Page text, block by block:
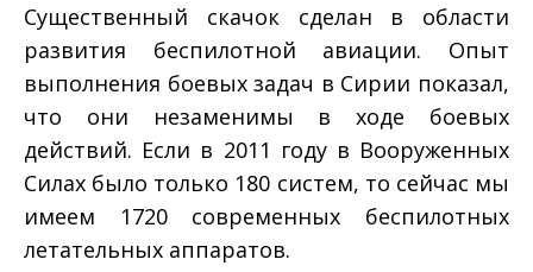
Существенный скачок сделан в области
развития беспилотной авиации. Опыт
выполнения боевых задач в Сирии показал,
что они незаменимы в ходе боевых
действий. Если в 2011 году в Вооруженных
Силах было только 180 систем, то сейчас мы
имеем 1720 современных беспилотных
летательных аппаратов.